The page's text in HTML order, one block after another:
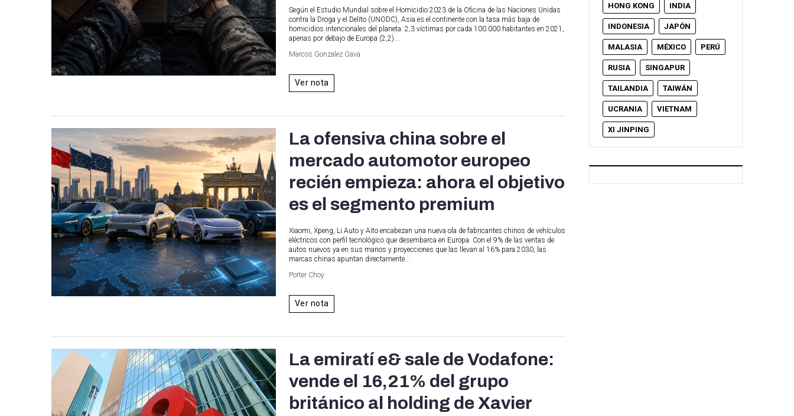
Según el Estudio Mundial sobre el Homicidio 2023 de la Oficina de las Naciones Unidas
contra la Droga y el Delito (UNODC), Asia es el continente con la tasa más baja de
homicidios intencionales del planeta: 2,3 víctimas por cada 100.000 habitantes en 2021,
apenas por debajo de Europa (2,2)...
Marcos Gonzalez Gava
Ver nota
La ofensiva china sobre el
mercado automotor europeo
recién empieza: ahora el objetivo
es el segmento premium
Xiaomi, Xpeng, Li Auto y Aito encabezan una nueva ola de fabricantes chinos de vehículos
eléctricos con perfil tecnológico que desembarca en Europa. Con el 9% de las ventas de
autos nuevos ya en sus manos y proyecciones que las llevan al 16% para 2030, las
marcas chinas apuntan directamente...
Porter Choy
Ver nota
La emiratí e& sale de Vodafone:
vende el 16,21% del grupo
británico al holding de Xavier
HONG KONG INDIA
INDONESIA JAPÓN
MALASIA MÉXICO PERÚ
RUSIA SINGAPUR
TAILANDIA TAIWÁN
UCRANIA VIETNAM
XI JINPING